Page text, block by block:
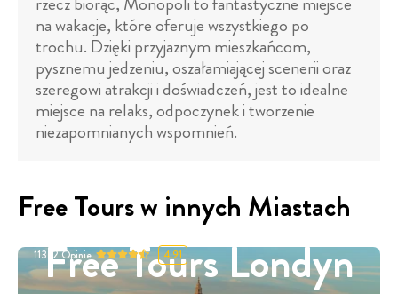
na wakacje, które oferuje wszystkiego po
trochu. Dzięki przyjaznym mieszkańcom,
pysznemu jedzeniu, oszałamiającej scenerii oraz
szeregowi atrakcji i doświadczeń, jest to idealne
miejsce na relaks, odpoczynek i tworzenie
niezapomnianych wspomnień.
Free Tours w innych Miastach
Free Tours Londyn
11332Opinie 4.91